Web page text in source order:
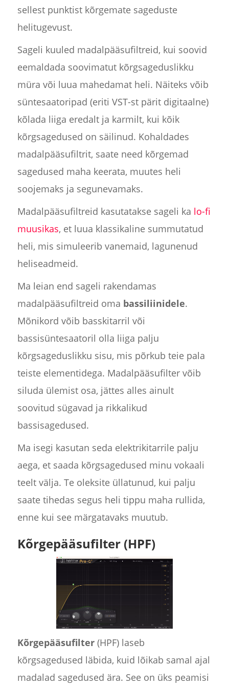
sellest punktist kõrgemate sageduste
helitugevust.
Sageli kuuled madalpääsufiltreid, kui soovid
eemaldada soovimatut kõrgsageduslikku
müra või luua mahedamat heli. Näiteks võib
süntesaatoripad (eriti VST-st pärit digitaalne)
kõlada liiga eredalt ja karmilt, kui kõik
kõrgsagedused on säilinud. Kohaldades
madalpääsufiltrit, saate need kõrgemad
sagedused maha keerata, muutes heli
soojemaks ja segunevamaks.
Madalpääsufiltreid kasutatakse sageli ka lo-fi
muusikas, et luua klassikaline summutatud
heli, mis simuleerib vanemaid, lagunenud
heliseadmeid.
Ma leian end sageli rakendamas
madalpääsufiltreid oma bassiliinidele.
Mõnikord võib basskitarril või
bassisüntesaatoril olla liiga palju
kõrgsageduslikku sisu, mis põrkub teie pala
teiste elementidega. Madalpääsufilter võib
siluda ülemist osa, jättes alles ainult
soovitud sügavad ja rikkalikud
bassisagedused.
Ma isegi kasutan seda elektrikitarrile palju
aega, et saada kõrgsagedused minu vokaali
teelt välja. Te oleksite üllatunud, kui palju
saate tihedas segus heli tippu maha rullida,
enne kui see märgatavaks muutub.
Kõrgepääsufilter (HPF)
Kõrgepääsufilter(HPF) laseb
kõrgsagedused läbida, kuid lõikab samal ajal
madalad sagedused ära. See on üks peamisi